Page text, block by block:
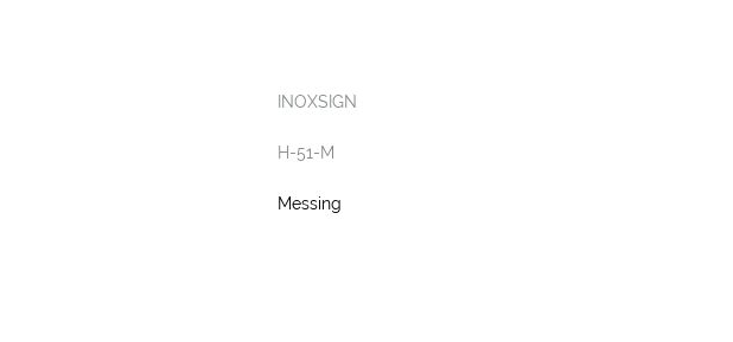
INOXSIGN
H-51-M
Messing